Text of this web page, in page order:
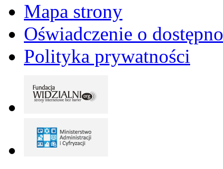
Mapa strony
Oświadczenie o
Polityka prywatności